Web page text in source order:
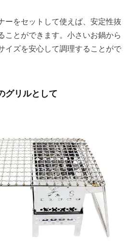
ーをセットして使えば、安定性抜
ことができます。小さいお鍋から
イズを安心して調理することがで
グリルとして